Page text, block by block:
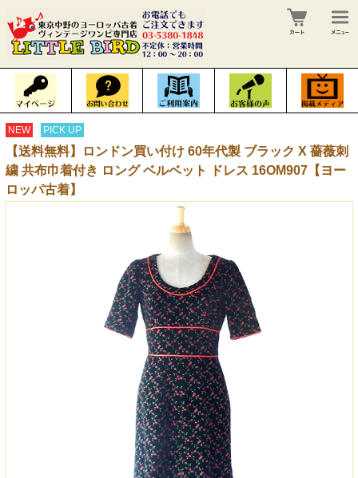
NEW PICK UP
【送料無料】ロンドン買い付け 60年代製 ブラック X 薔薇刺
繍 共布巾着付き ロング ベルベット ドレス 16OM907【ヨー
ロッパ古着】